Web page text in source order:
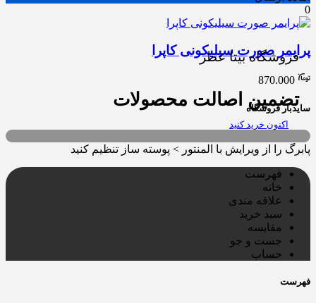
0
پرایمر صورت سیلیکونی کاپرا
870.000
سایدبار فروشگاه
فروشگاه بیتا عطر
تضمین اصالت محصولات
اکنون خرید کنید
پابرگ را از ویرایش با المنتور > پوسته ساز تنظیم کنید
فهرست
خانه
علاقه مندی
سبد خرید
مقایسه
جست و جو
حساب
فهرست